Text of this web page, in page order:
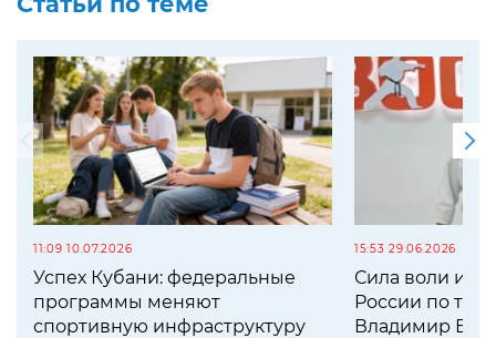
11:09 10.07.2026
Успех Кубани: федеральные
программы меняют
спортивную инфраструктуру
15:53 29.06.2026
Сила воли и
России по
Владимир